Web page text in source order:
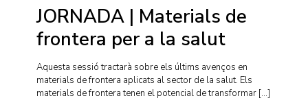
JORNADA | Materials de
frontera per a la salut
Aquesta sessió tractarà sobre els últims avenços en
materials de frontera aplicats al sector de la salut. Els
materials de frontera tenen el potencial de transformar […]